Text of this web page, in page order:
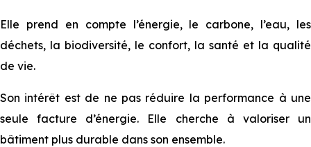
Elle prend en compte l’énergie, le carbone, l’eau, les
déchets, la biodiversité, le confort, la santé et la qualité
de vie.
Son intérêt est de ne pas réduire la performance à une
seule facture d’énergie. Elle cherche à valoriser un
bâtiment plus durable dans son ensemble.